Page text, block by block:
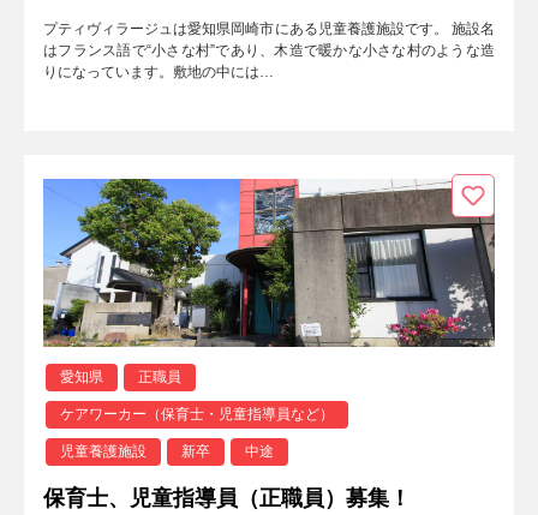
プティヴィラージュは愛知県岡崎市にある児童養護施設です。 施設名
はフランス語で“小さな村”であり、木造で暖かな小さな村のような造
りになっています。敷地の中には…
愛知県 正職員
ケアワーカー（保育士・児童指導員など）
児童養護施設 新卒 中途
保育士、児童指導員（正職員）募集！